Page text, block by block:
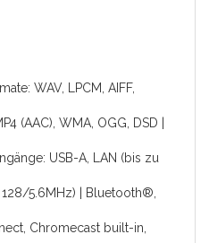
WAV, LPCM, AIFF,
(AAC), WMA, OGG, DSD |
USB-A, LAN (bis zu
5.6MHz) | Bluetooth®,
Chromecast built-in,